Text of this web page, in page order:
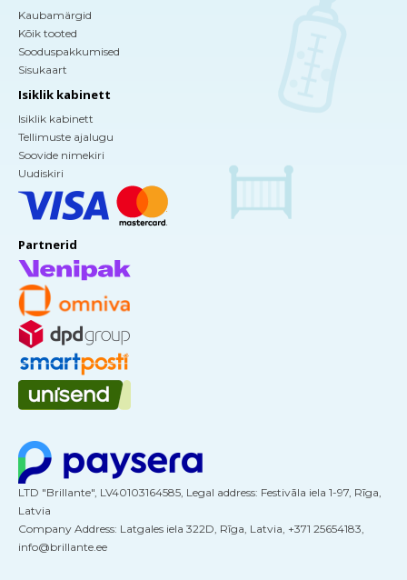
Kaubamärgid
Kõik tooted
Sooduspakkumised
Sisukaart
Isiklik kabinett
Isiklik kabinett
Tellimuste ajalugu
Soovide nimekiri
Uudiskiri
Partnerid
LTD "Brillante", LV40103164585, Legal address: Festivāla iela 1-97, Rīga,
Latvia
Company Address: Latgales iela 322D, Rīga, Latvia, +371 25654183,
info@brillante.ee